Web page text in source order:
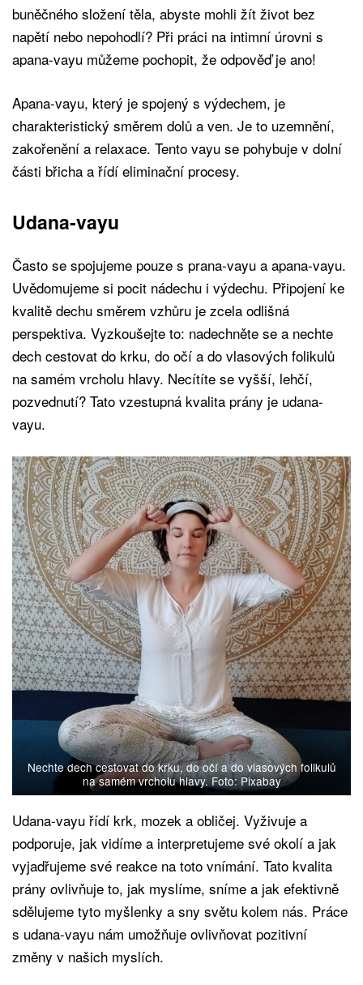
buněčného složení těla, abyste mohli žít život bez
napětí nebo nepohodlí? Při práci na intimní úrovni s
apana-vayu můžeme pochopit, že odpověď je ano!
Apana-vayu, který je spojený s výdechem, je
charakteristický směrem dolů a ven. Je to uzemnění,
zakořenění a relaxace. Tento vayu se pohybuje v dolní
části břicha a řídí eliminační procesy.
Udana-vayu
Často se spojujeme pouze s prana-vayu a apana-vayu.
Uvědomujeme si pocit nádechu i výdechu. Připojení ke
kvalitě dechu směrem vzhůru je zcela odlišná
perspektiva. Vyzkoušejte to: nadechněte se a nechte
dech cestovat do krku, do očí a do vlasových folikulů
na samém vrcholu hlavy. Necítíte se vyšší, lehčí,
pozvednutí? Tato vzestupná kvalita prány je udana-
vayu.
Nechte dech cestovat do krku, do očí a do vlasových folikulů
na samém vrcholu hlavy. Foto: Pixabay
Udana-vayu řídí krk, mozek a obličej. Vyživuje a
podporuje, jak vidíme a interpretujeme své okolí a jak
vyjadřujeme své reakce na toto vnímání. Tato kvalita
prány ovlivňuje to, jak myslíme, sníme a jak efektivně
sdělujeme tyto myšlenky a sny světu kolem nás. Práce
s udana-vayu nám umožňuje ovlivňovat pozitivní
změny v našich myslích.